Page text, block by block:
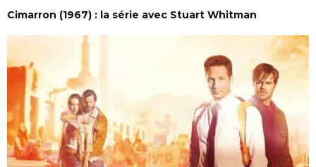
Cimarron (1967) : la série avec Stuart Whitman